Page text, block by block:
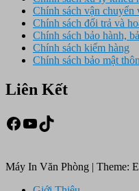
Chính sách vận chuyển
Chính sách đổi trả và
Chính sách bảo hành,
Chính sách kiểm hàng
Chính sách bảo mật
Liên Kết
Facebook
Youtube
TikTok
Máy In Văn Phòng | Theme: